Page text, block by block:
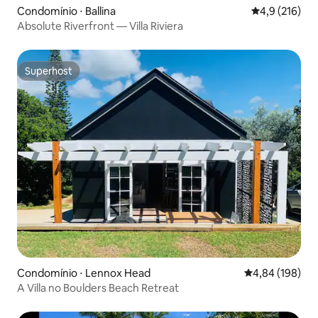
Condomínio ⋅ Ballina 4,9 de uma
4,9 (216)
Absolute Riverfront — Villa Riviera
Superhost
Superhost
Condomínio ⋅ Lennox Head 4,84 de uma
4,84 (198)
A Villa no Boulders Beach Retreat